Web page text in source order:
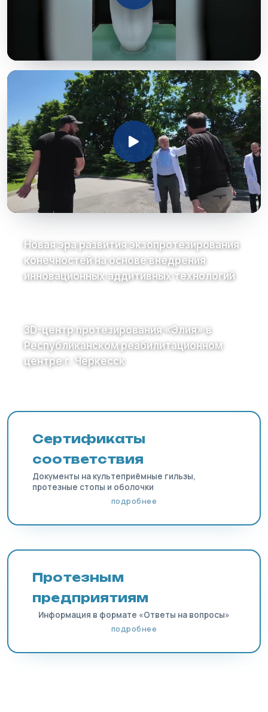
Новая эра развития экзопротезирования
конечностей на основе внедрения
инновационных аддитивных технологий
3D-центр протезирования «Элия» в
Республиканском реабилитационном
центре г. Черкесск
Сертификаты
соответствия
Документы на культеприёмные гильзы,
протезные стопы и оболочки
подробнее
Протезным
предприятиям
Информация в формате «Ответы на вопросы»
подробнее